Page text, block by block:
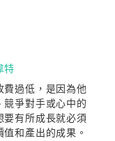
特
費過低，是因為他
競爭對手或心中的
要有所成長就必須
和產出的成果。